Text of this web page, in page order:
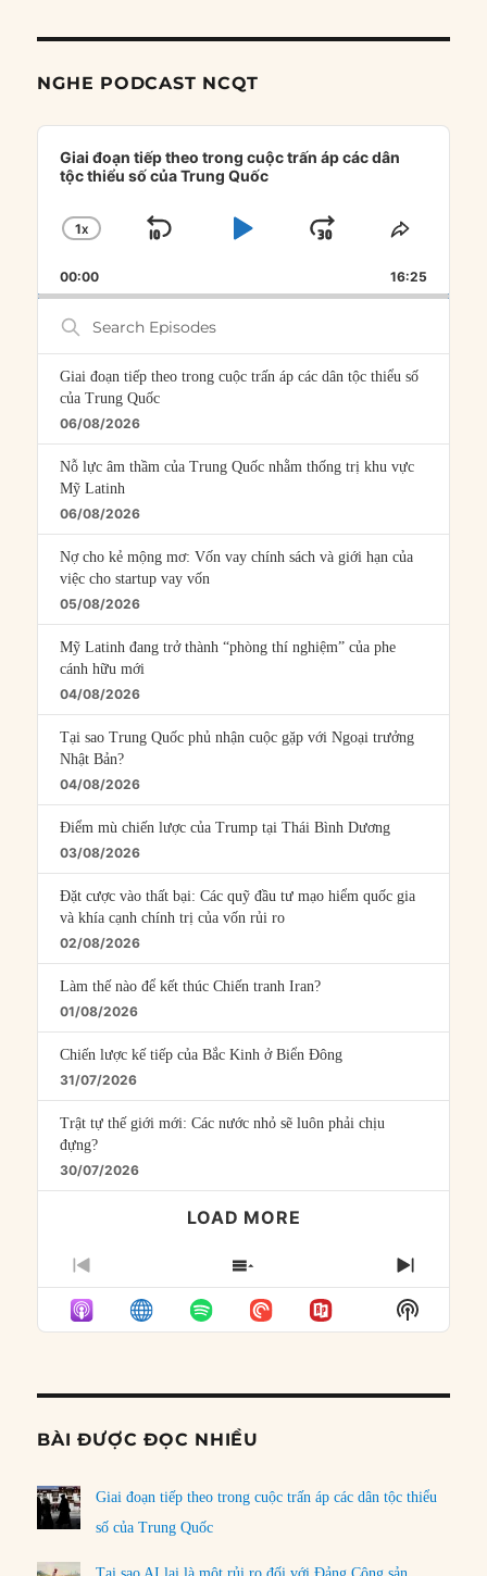
NGHE PODCAST NCQT
Audio
Player
Giai đoạn tiếp theo trong cuộc trấn áp các dân
tộc thiểu số của Trung Quốc
CHANGE
RATE
1X
SKIP
PLAYJUMP
FORWARD
SHARE
00:00 16:25
Search
Episodes
Giai đoạn tiếp theo trong cuộc trấn áp các dân tộc thiểu số
của Trung Quốc
06/08/2026
Nỗ lực âm thầm của Trung Quốc nhằm thống trị khu vực
Mỹ Latinh
06/08/2026
Nợ cho kẻ mộng mơ: Vốn vay chính sách và giới hạn của
việc cho startup vay vốn
05/08/2026
Mỹ Latinh đang trở thành “phòng thí nghiệm” của phe
cánh hữu mới
04/08/2026
Tại sao Trung Quốc phủ nhận cuộc gặp với Ngoại trưởng
Nhật Bản?
04/08/2026
Điểm mù chiến lược của Trump tại Thái Bình Dương
03/08/2026
Đặt cược vào thất bại: Các quỹ đầu tư mạo hiểm quốc gia
và khía cạnh chính trị của vốn rủi ro
02/08/2026
Làm thế nào để kết thúc Chiến tranh Iran?
01/08/2026
Chiến lược kế tiếp của Bắc Kinh ở Biển Đông
31/07/2026
Trật tự thế giới mới: Các nước nhỏ sẽ luôn phải chịu
đựng?
30/07/2026
LOAD MORE
PREVIOUS
EPISODE
SHOW
EPISODES
LIST
NEXT
Show
Podcast
BÀI ĐƯỢC ĐỌC NHIỀU
Giai đoạn tiếp theo trong cuộc trấn áp các dân tộc thiểu
số của Trung Quốc